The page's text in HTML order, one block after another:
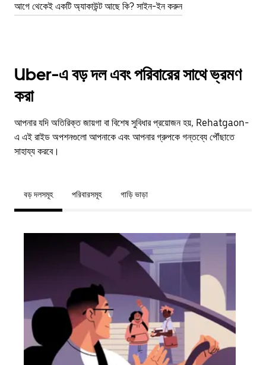
আগে থেকেই একটি অ্যাকাউন্ট আছে কি? সাইন-ইন করুন
Uber-এ বড় দল এবং পরিবারের সাথে ভ্রমণ
করা
আপনার যদি অতিরিক্ত জায়গা বা বিশেষ সুবিধার প্রয়োজন হয়, Rehatgaon-
এ এই রাইড অপশনগুলো আপনাকে এবং আপনার গ্রুপকে গন্তব্যে পৌঁছাতে
সাহায্য করবে।
বড় দলসমূহ পরিবারসমূহ গাড়ি ভাড়া